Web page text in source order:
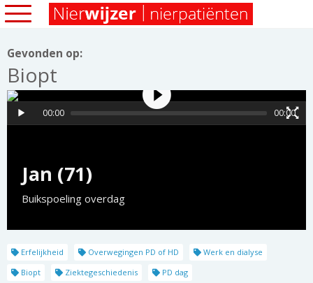
Gevonden op:
Biopt
Jan (71)
Buikspoeling overdag
00:00 00:00
Erfelijkheid Overwegingen PD of HD
Werk en dialyse
Biopt
Ziektegeschiedenis PD dag